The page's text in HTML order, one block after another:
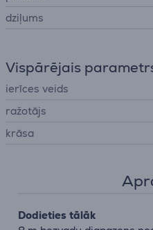
dziļums
Vispārējais
ierīces veids
ražotājs
krāsa
Dodieties tālāk